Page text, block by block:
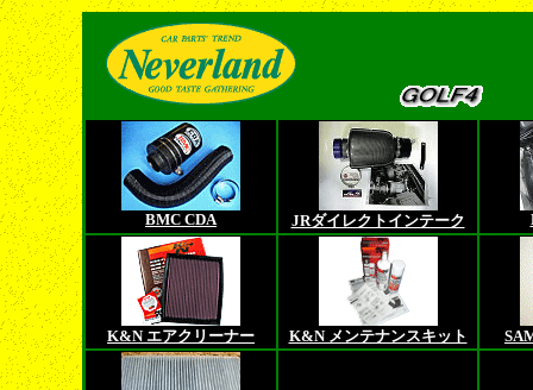
BMC CDA JRダイレクトインテーク
K&N エアクリーナー K&N メンテナンスキット